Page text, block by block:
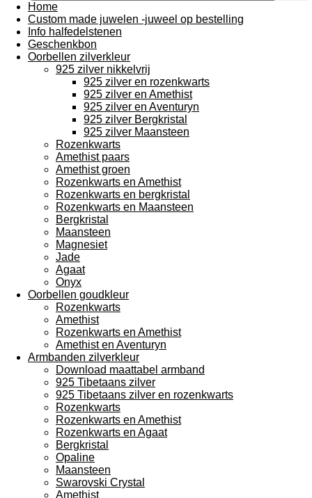
Home
Custom made juwelen -juweel op bestelling
Info halfedelstenen
Geschenkbon
Oorbellen zilverkleur
925 zilver nikkelvrij
925 zilver en rozenkwarts
925 zilver en Amethist
925 zilver en Aventuryn
925 zilver Bergkristal
925 zilver Maansteen
Rozenkwarts
Amethist paars
Amethist groen
Rozenkwarts en Amethist
Rozenkwarts en bergkristal
Rozenkwarts en Maansteen
Bergkristal
Maansteen
Magnesiet
Jade
Agaat
Onyx
Oorbellen goudkleur
Rozenkwarts
Amethist
Rozenkwarts en Amethist
Amethist en Aventuryn
Armbanden zilverkleur
Download maattabel armband
925 Tibetaans zilver
925 Tibetaans zilver en rozenkwarts
Rozenkwarts
Rozenkwarts en Amethist
Rozenkwarts en Agaat
Bergkristal
Opaline
Maansteen
Swarovski Crystal
Amethist